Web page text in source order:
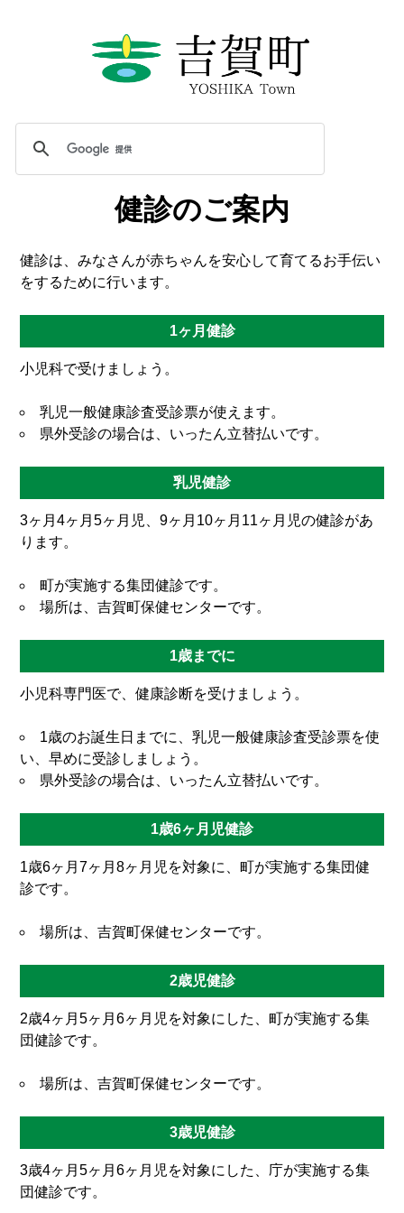
健診のご案内
健診は、みなさんが赤ちゃんを安心して育てるお手伝い
をするために行います。
1ヶ月健診
小児科で受けましょう。
乳児一般健康診査受診票が使えます。
県外受診の場合は、いったん立替払いです。
乳児健診
3ヶ月4ヶ月5ヶ月児、9ヶ月10ヶ月11ヶ月児の健診があ
ります。
町が実施する集団健診です。
場所は、吉賀町保健センターです。
1歳までに
小児科専門医で、健康診断を受けましょう。
1歳のお誕生日までに、乳児一般健康診査受診票を使
い、早めに受診しましょう。
県外受診の場合は、いったん立替払いです。
1歳6ヶ月児健診
1歳6ヶ月7ヶ月8ヶ月児を対象に、町が実施する集団健
診です。
場所は、吉賀町保健センターです。
2歳児健診
2歳4ヶ月5ヶ月6ヶ月児を対象にした、町が実施する集
団健診です。
場所は、吉賀町保健センターです。
3歳児健診
3歳4ヶ月5ヶ月6ヶ月児を対象にした、庁が実施する集
団健診です。